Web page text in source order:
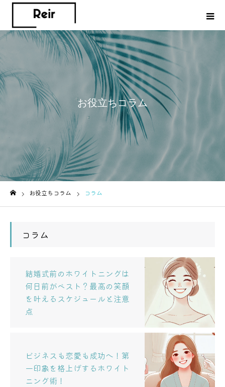
お役立ちコラム
お役立ちコラム コラム
コラム
結婚式前のホワイトニングは
何日前がベスト？最高の笑顔
を叶えるスケジュールと注意
点
ビジネスも恋愛も成功へ！第
一印象を格上げするホワイト
ニング術！